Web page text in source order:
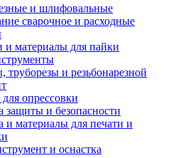
и шлифовальные
сварочное и расходные
и материалы для пайки
труборезы и резьбонарезной
опрессовки
защиты и безопасности
и материалы для печати и
и оснастка